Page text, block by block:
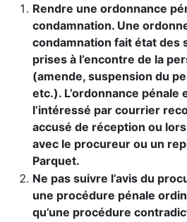
Rendre une ordonnance
condamnation. Une
condamnation fait état des
prises à l’encontre de la
(amende, suspension du
etc.). L’ordonnance pénale
l’intéressé par courrier
accusé de réception ou
avec le procureur ou un
Parquet.
Ne pas suivre l’avis du
une procédure pénale
qu’une procédure